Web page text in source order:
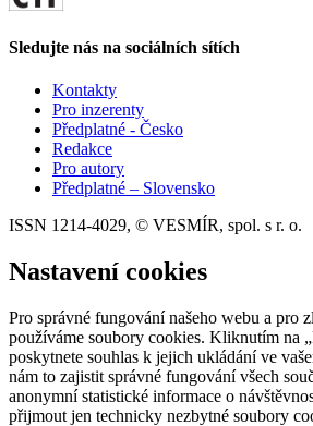
Sledujte nás na sociálních sítích
Kontakty
Pro inzerenty
Předplatné - Česko
Redakce
Pro autory
Předplatné – Slovensko
ISSN 1214-4029, © VESMÍR, spol. s r. o.
Nastavení cookies
Pro správné fungování našeho webu a pro
používáme soubory cookies. Kliknutím na
poskytnete souhlas k jejich ukládání ve
nám to zajistit správné fungování všech
anonymní statistické informace o
přijmout jen technicky nezbytné soubory